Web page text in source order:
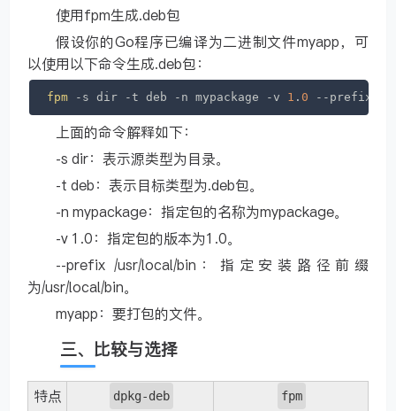
使用fpm生成.deb包
假设你的Go程序已编译为二进制文件myapp，可
以使用以下命令生成.deb包：
fpm -s dir -t deb -n mypackage -v 1 . 0 --prefix /
上面的命令解释如下：
-s dir：表示源类型为目录。
-t deb：表示目标类型为.deb包。
-n mypackage：指定包的名称为mypackage。
-v 1.0：指定包的版本为1.0。
--prefix /usr/local/bin：指定安装路径前缀
为/usr/local/bin。
myapp：要打包的文件。
三、比较与选择
特点 dpkg-deb fpm